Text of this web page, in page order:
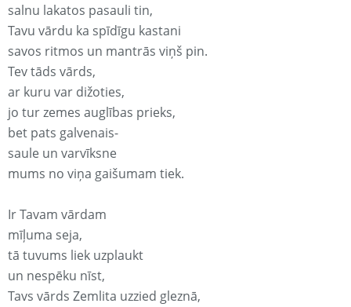
salnu lakatos pasauli tin,
Tavu vārdu ka spīdīgu kastani
savos ritmos un mantrās viņš pin.
Tev tāds vārds,
ar kuru var dižoties,
jo tur zemes auglības prieks,
bet pats galvenais-
saule un varvīksne
mums no viņa gaišumam tiek.
Ir Tavam vārdam
mīļuma seja,
tā tuvums liek uzplaukt
un nespēku nīst,
Tavs vārds Zemlita uzzied gleznā,